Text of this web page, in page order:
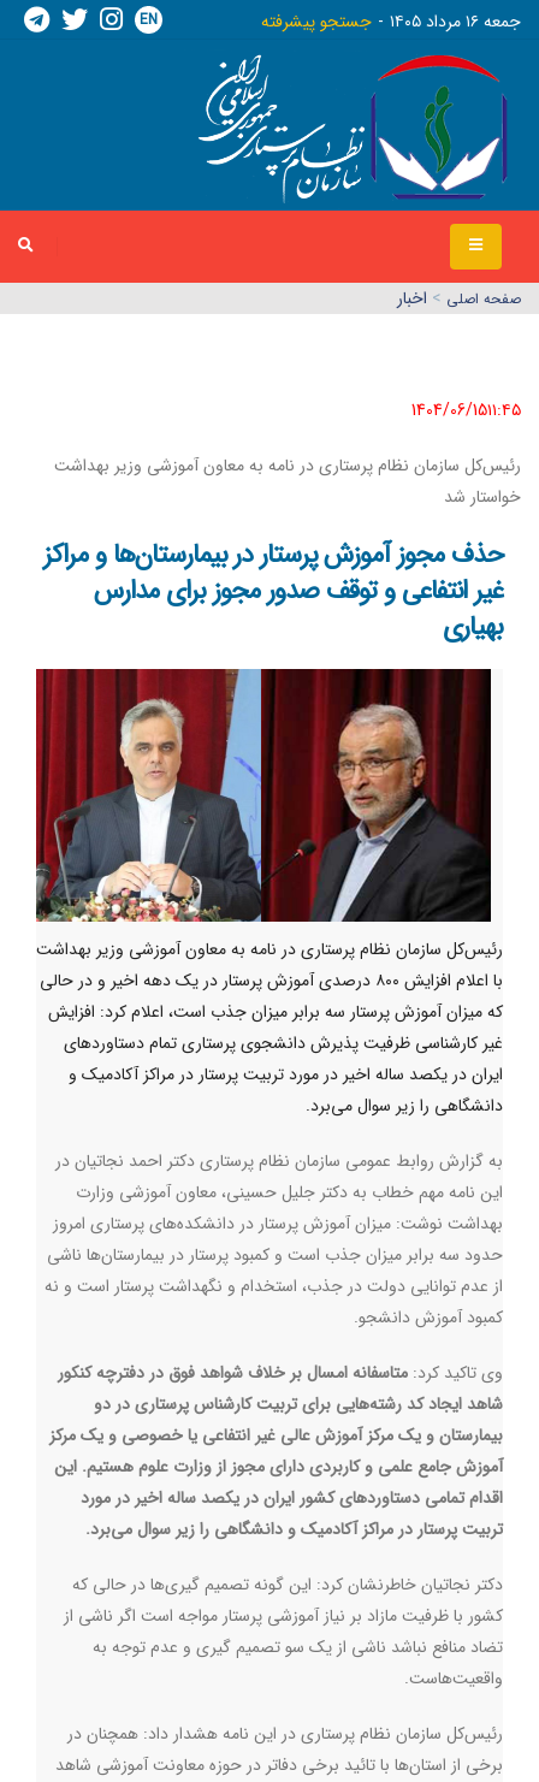
جمعه ١٦ مرداد ١٤٠٥ جستجو پیشرفته EN
صفحه اصلي > اخبار
1404/06/15١١:٤٥
رئیس‌کل سازمان نظام پرستاری در نامه به معاون آموزشی وزیر بهداشت
خواستار شد
حذف مجوز آموزش پرستار در بیمارستان‌ها و مراکز
غیر انتفاعی و توقف صدور مجوز برای مدارس
بهیاری
رئیس‌کل سازمان نظام پرستاری در نامه به معاون آموزشی وزیر بهداشت
با اعلام افزایش ۸۰۰ درصدی آموزش پرستار در یک دهه اخیر و در حالی
که میزان آموزش پرستار سه برابر میزان جذب است، اعلام کرد: افزایش
غیر کارشناسی ظرفیت پذیرش دانشجوی پرستاری تمام دستاوردهای
ایران در یکصد ساله اخیر در مورد تربیت پرستار در مراکز آکادمیک و
دانشگاهی را زیر سوال می‌برد.
به گزارش روابط عمومی سازمان نظام پرستاری دکتر احمد نجاتیان در
این نامه مهم خطاب به دکتر جلیل حسینی، معاون آموزشی وزارت
بهداشت نوشت: میزان آموزش پرستار در دانشکده‌های پرستاری امروز
حدود سه برابر میزان جذب است و کمبود پرستار در بیمارستان‌ها ناشی
از عدم توانایی دولت در جذب، استخدام و نگهداشت پرستار است و نه
کمبود آموزش دانشجو.
وی تاکید کرد: متاسفانه امسال بر خلاف شواهد فوق در دفترچه کنکور
شاهد ایجاد کد رشته‌هایی برای تربیت کارشناس پرستاری در دو
بیمارستان و یک مرکز آموزش عالی غیر انتفاعی یا خصوصی و یک مرکز
آموزش جامع علمی و کاربردی دارای مجوز از وزارت علوم هستیم. این
اقدام تمامی دستاوردهای کشور ایران در یکصد ساله اخیر در مورد
تربیت پرستار در مراکز آکادمیک و دانشگاهی را زیر سوال می‌برد.
دکتر نجاتیان خاطرنشان کرد: این گونه تصمیم گیری‌ها در حالی که
کشور با ظرفیت مازاد بر نیاز آموزشی پرستار مواجه است اگر ناشی از
تضاد منافع نباشد ناشی از یک سو تصمیم گیری و عدم توجه به
واقعیت‌هاست.
رئیس‌کل سازمان نظام پرستاری در این نامه هشدار داد: همچنان در
برخی از استان‌ها با تائید برخی دفاتر در حوزه معاونت آموزشی شاهد